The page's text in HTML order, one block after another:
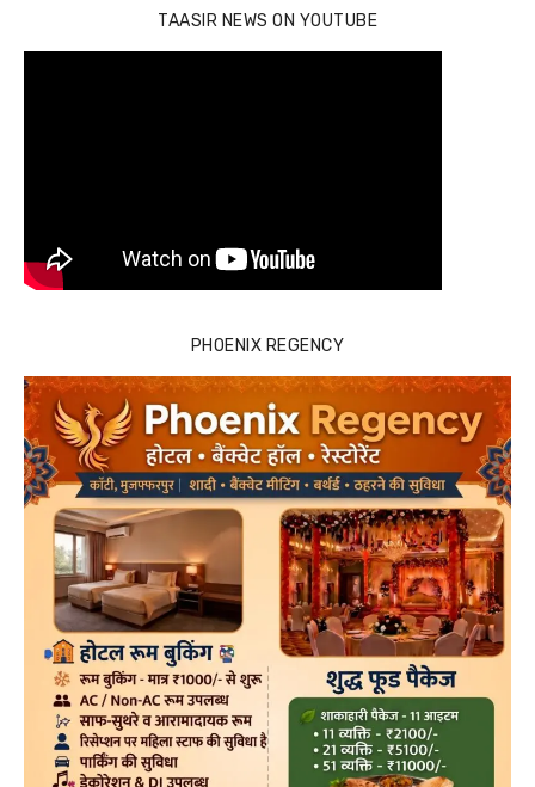
TAASIR NEWS ON YOUTUBE
PHOENIX REGENCY